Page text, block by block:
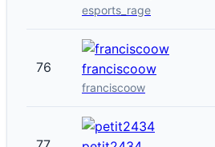
esports_rage
76 franciscoow
franciscoow